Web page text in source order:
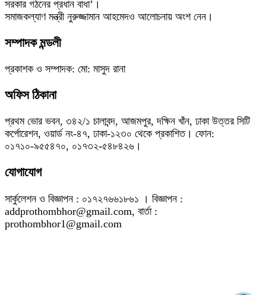
সরকার গঠনের প্রধান বাধা’।
সমাজকল্যাণ মন্ত্রী নুরুজ্জামান আহমেদও আলোচনায় অংশ নেন।
সম্পাদক মন্ডলী
প্রকাশক ও সম্পাদক: মো: মাসুদ রানা
অফিস ঠিকানা
প্রথম ভোর ভবন, ৩৪২/১ চালাবন্দ, আজমপুর, দক্ষিন খাঁন, ঢাকা উত্তর সিটি
কর্পোরেশন, ওয়ার্ড নং-৪৭, ঢাকা-১২৩০ থেকে প্রকাশিত। ফোন:
০১৭১০-৯৫৫৪৭০, ০১৭৩২-৫৪৮৪২৬।
যোগাযোগ
সার্কুলেশন ও বিজ্ঞাপন : ০১৭২৭৬৬১৮৬১ । বিজ্ঞাপন :
addprothombhor@gmail.com, বার্তা :
prothombhor1@gmail.com